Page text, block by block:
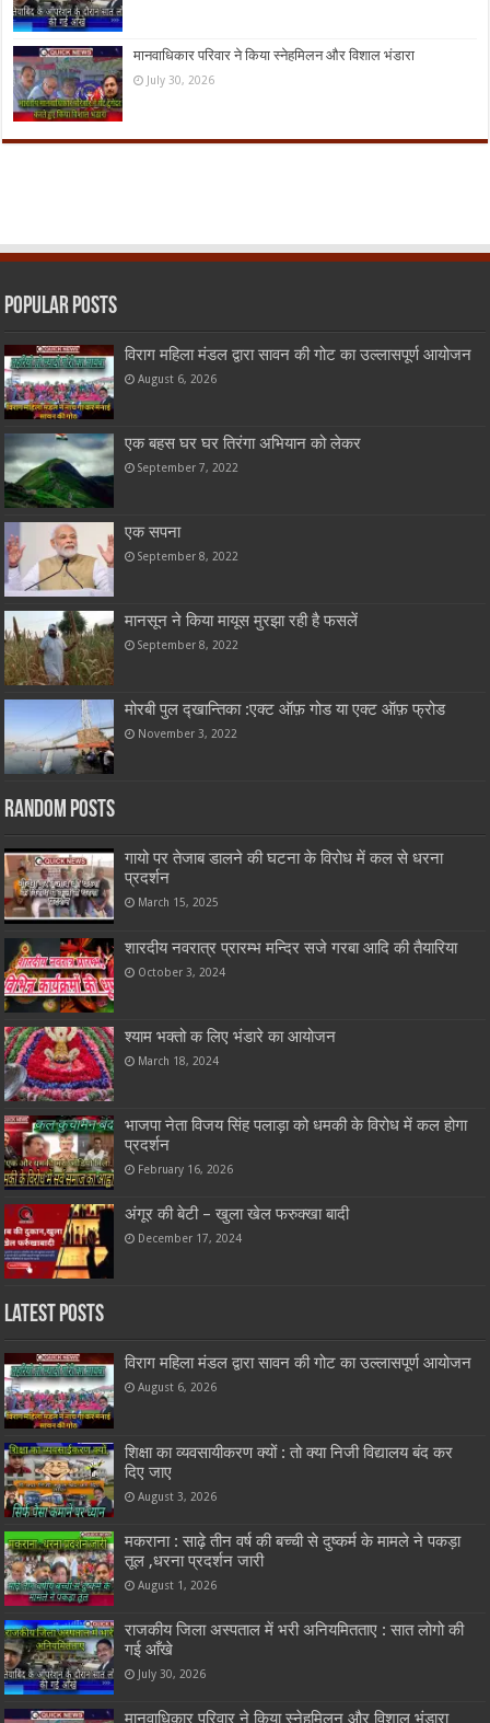
मानवाधिकार परिवार ने किया स्नेहमिलन और विशाल भंडारा
July 30, 2026
Popular Posts
विराग महिला मंडल द्वारा सावन की गोट का उल्लासपूर्ण आयोजन
August 6, 2026
एक बहस घर घर तिरंगा अभियान को लेकर
September 7, 2022
एक सपना
September 8, 2022
मानसून ने किया मायूस मुरझा रही है फसलें
September 8, 2022
मोरबी पुल द्खान्तिका :एक्ट ऑफ़ गोड या एक्ट ऑफ़ फ्रोड
November 3, 2022
Random Posts
गायो पर तेजाब डालने की घटना के विरोध में कल से धरना
प्रदर्शन
March 15, 2025
शारदीय नवरात्र प्रारम्भ मन्दिर सजे गरबा आदि की तैयारिया
October 3, 2024
श्याम भक्तो क लिए भंडारे का आयोजन
March 18, 2024
भाजपा नेता विजय सिंह पलाड़ा को धमकी के विरोध में कल होगा
प्रदर्शन
February 16, 2026
अंगूर की बेटी – खुला खेल फरुक्खा बादी
December 17, 2024
Latest Posts
विराग महिला मंडल द्वारा सावन की गोट का उल्लासपूर्ण आयोजन
August 6, 2026
शिक्षा का व्यवसायीकरण क्यों : तो क्या निजी विद्यालय बंद कर
दिए जाए
August 3, 2026
मकराना : साढ़े तीन वर्ष की बच्ची से दुष्कर्म के मामले ने पकड़ा
तूल ,धरना प्रदर्शन जारी
August 1, 2026
राजकीय जिला अस्पताल में भरी अनियमितताए : सात लोगो की
गई आँखे
July 30, 2026
मानवाधिकार परिवार ने किया स्नेहमिलन और विशाल भंडारा